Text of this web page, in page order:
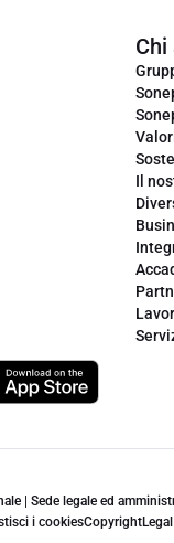
Chi
Il
| Sede legale ed
i cookiesCopyright